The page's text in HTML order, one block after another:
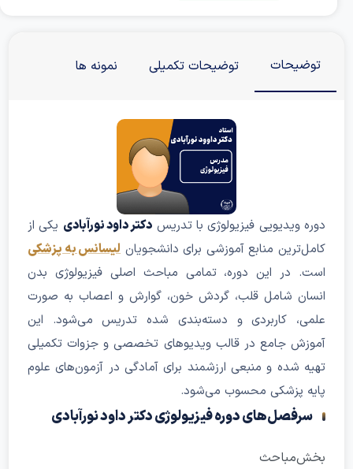
توضیحات تکمیلی نمونه ها
ویدیویی فیزیولوژی با تدریس دکتر داود نورآبادییکی از
منابع آموزشی برای دانشجویانلیسانس به پزشکی
در این دوره، تمامی مباحث اصلی فیزیولوژی بدن
شامل قلب، گردش خون، گوارش و اعصاب به صورت
کاربردی و دسته‌بندی شده تدریس می‌شود. این
جامع در قالب ویدیوهای تخصصی و جزوات تکمیلی
شده و منبعی ارزشمند برای آمادگی در آزمون‌های علوم
پزشکی محسوب می‌شود.
دوره فیزیولوژی دکتر داود نورآبادی
مباحث